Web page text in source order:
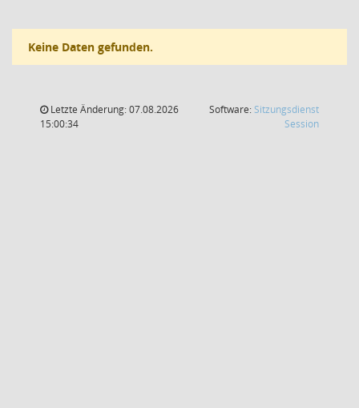
Keine Daten gefunden.
Letzte Änderung: 07.08.2026
15:00:34
Software: Sitzungsdienst
Session(Wird in